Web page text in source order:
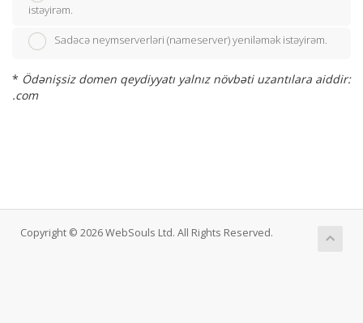
istəyirəm.
Sadəcə neymserverləri (nameserver) yeniləmək istəyirəm.
* Ödənişsiz domen qeydiyyatı yalnız növbəti uzantılara aiddir:
.com
Copyright © 2026 WebSouls Ltd. All Rights Reserved.